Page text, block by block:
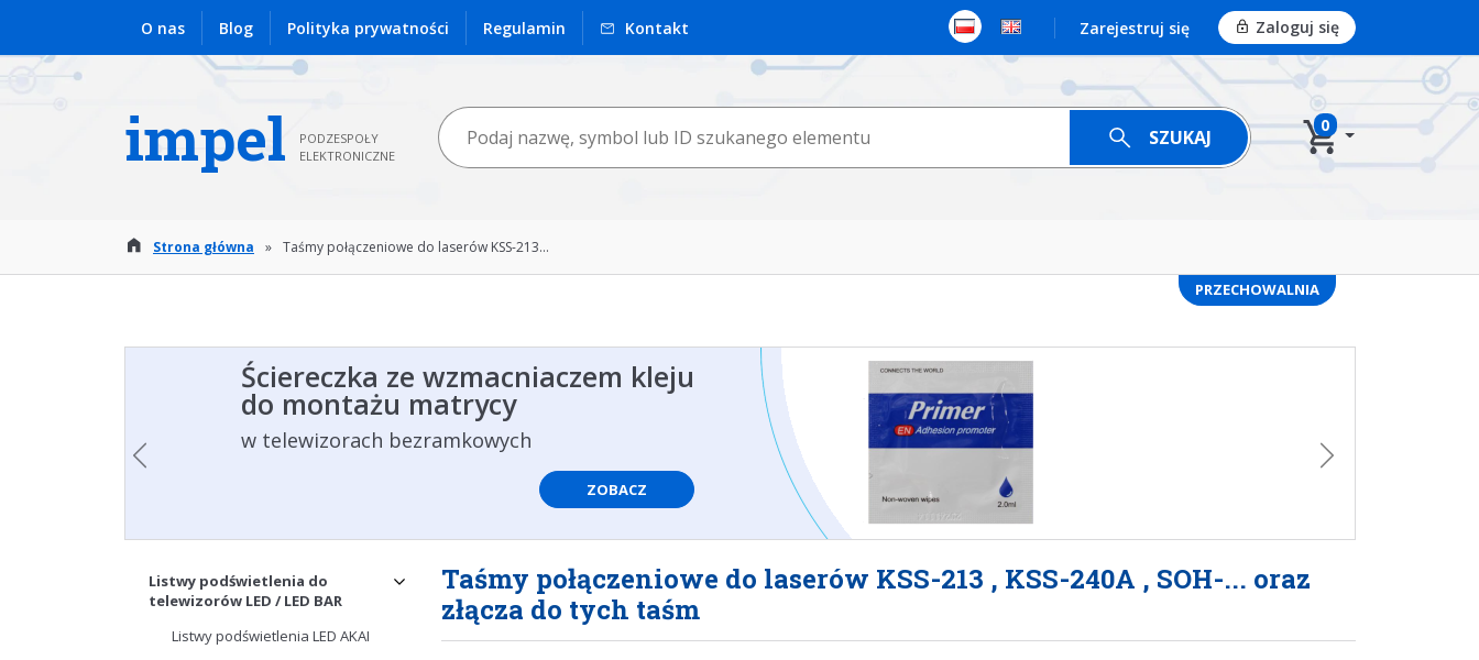
O nas Blog Polityka prywatności Regulamin Kontakt Zarejestruj się Zaloguj się
impel
PODZESPOŁY
ELEKTRONICZNE
SZUKAJ
0
Strona główna » Taśmy połączeniowe do laserów KSS-213...
PRZECHOWALNIA
Ściereczka ze wzmacniaczem kleju
do montażu matrycy
w telewizorach bezramkowych
ZOBACZ
Poprzedni Następny
Listwy podświetlenia do
telewizorów LED / LED BAR
Listwy podświetlenia LED AKAI
Taśmy połączeniowe do laserów KSS-213 , KSS-240A , SOH-... oraz
złącza do tych taśm